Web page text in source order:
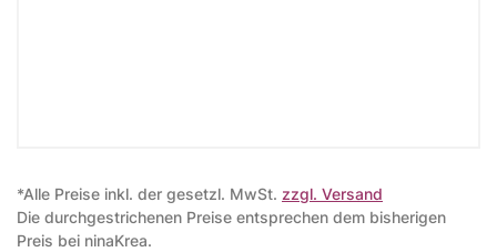
*Alle Preise inkl. der gesetzl. MwSt. zzgl. Versand
Die durchgestrichenen Preise entsprechen dem bisherigen
Preis bei ninaKrea.